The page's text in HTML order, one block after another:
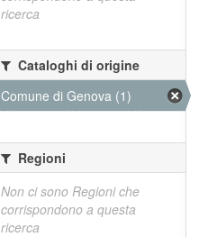
ricerca
Cataloghi di origine
Comune di Genova (1)
Regioni
Non ci sono Regioni che
corrispondono a questa
ricerca